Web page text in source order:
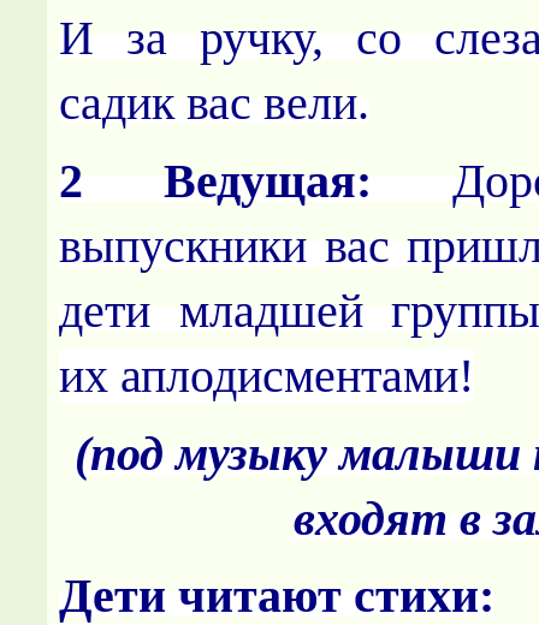
И за ручку, со
садик вас вели.
2 Ведущая:
выпускники вас
дети младшей
их аплодисментами!
(под музыку малыши
входят в
Дети читают стихи: